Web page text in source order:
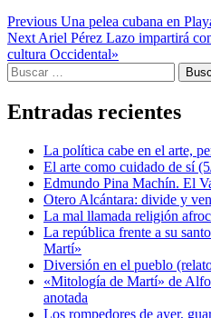
Post
navigation
Previous Una pelea cubana en
Next Ariel Pérez Lazo impartirá
cultura Occidental»
Buscar:
Entradas recientes
La política cabe en el arte,
El arte como cuidado de sí
Edmundo Pina Machín. El
Otero Alcántara: divide y
La mal llamada religión
La república frente a su
Martí»
Diversión en el pueblo
«Mitología de Martí» de
anotada
Los rompedores de ayer,